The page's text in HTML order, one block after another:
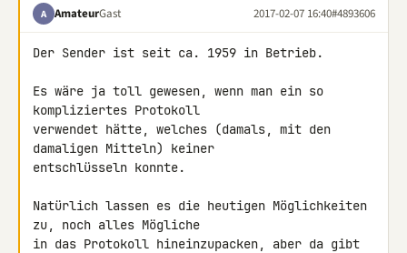
A AmateurGast 2017-02-07 16:40#4893606
Der Sender ist seit ca. 1959 in Betrieb.
Es wäre ja toll gewesen, wenn man ein so
kompliziertes Protokoll
verwendet hätte, welches (damals, mit den
damaligen Mitteln) keiner
entschlüsseln konnte.
Natürlich lassen es die heutigen Möglichkeiten
zu, noch alles Mögliche
in das Protokoll hineinzupacken, aber da gibt